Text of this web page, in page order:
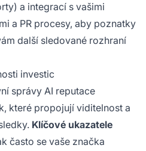
a integrací s vašimi
a PR procesy, aby poznatky
další sledované rozhraní
investic
správy AI reputace
které propojují viditelnost a
Klíčové ukazatele
často se vaše značka